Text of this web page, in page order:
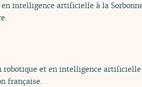
intelligence artificielle à la
robotique et en intelligence
française.